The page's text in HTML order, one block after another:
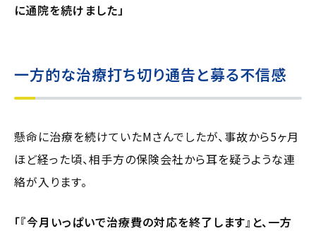
に通院を続けました」
一方的な治療打ち切り通告と募る不信感
懸命に治療を続けていたMさんでしたが、事故から5ヶ月
ほど経った頃、相手方の保険会社から耳を疑うような連
絡が入ります。
「『今月いっぱいで治療費の対応を終了します』と、一方